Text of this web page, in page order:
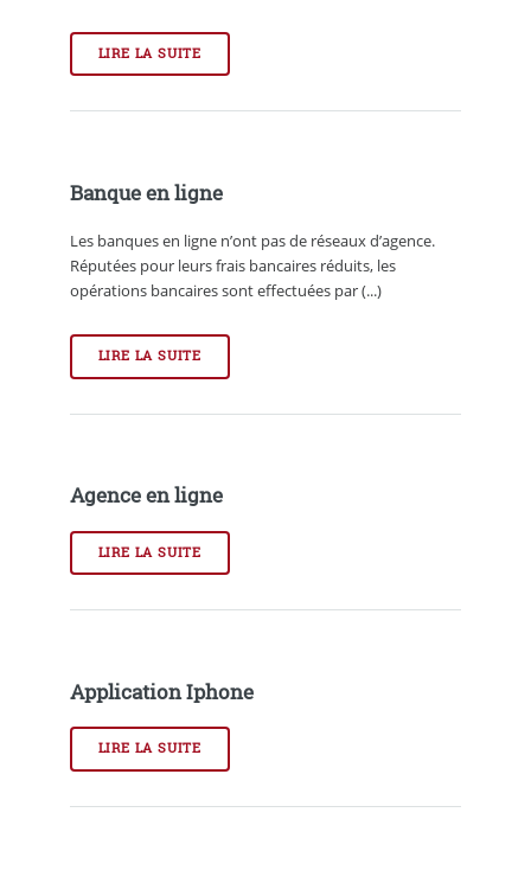
LIRE LA SUITE
Banque en ligne
Les banques en ligne n’ont pas de réseaux d’agence.
Réputées pour leurs frais bancaires réduits, les
opérations bancaires sont effectuées par (...)
LIRE LA SUITE
Agence en ligne
LIRE LA SUITE
Application Iphone
LIRE LA SUITE